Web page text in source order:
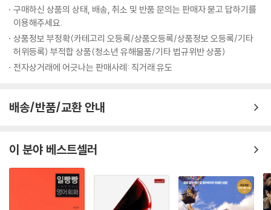
구매하신 상품의 상태, 배송, 취소 및 반품 문의는 판매자 묻고 답하기를
이용해주세요.
상품정보 부정확(카테고리 오등록/상품오등록/상품정보 오등록/기타
허위등록) 부적합 상품(청소년 유해물품/기타 법규위반 상품)
전자상거래에 어긋나는 판매사례: 직거래 유도
배송/반품/교환 안내
이 분야 베스트셀러